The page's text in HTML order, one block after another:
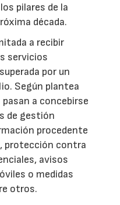
pilares de la
década.
a recibir
servicios
por un
Según plantea
a concebirse
de gestión
procedente
protección contra
avisos
o medidas
otros.